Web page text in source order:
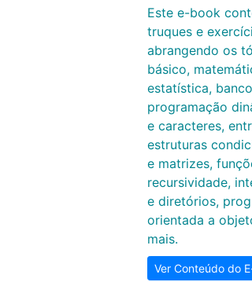
Este e-book
truques e
abrangendo os
básico,
estatística,
programação
e caracteres,
estruturas
e matrizes,
recursividade,
e diretórios,
orientada a
mais.
Ver Conteúdo do